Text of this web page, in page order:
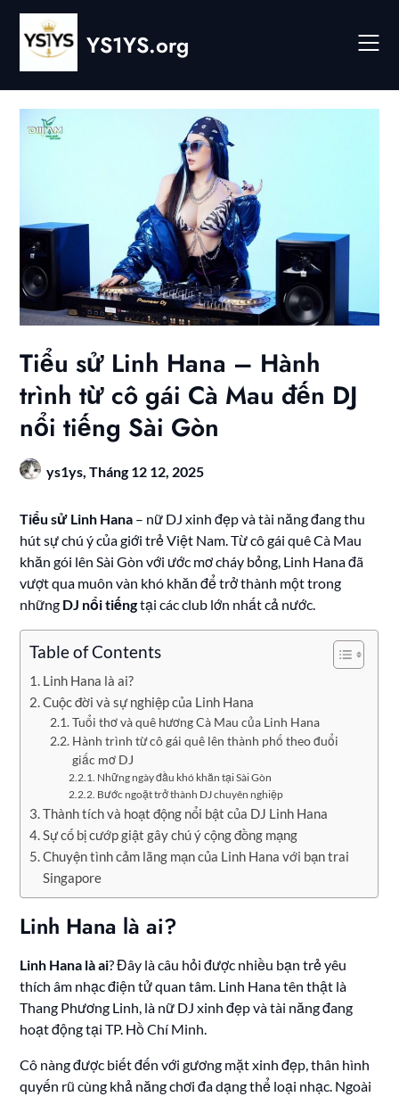
Skip
content
YS1YS.org
Tiểu sử Linh Hana – Hành
trình từ cô gái Cà Mau đến DJ
nổi tiếng Sài Gòn
ys1ys,Tháng 12 12, 2025
Tiểu sử Linh Hana – nữ DJ xinh đẹp và tài năng đang thu
hút sự chú ý của giới trẻ Việt Nam. Từ cô gái quê Cà Mau
khăn gói lên Sài Gòn với ước mơ cháy bỏng, Linh Hana đã
vượt qua muôn vàn khó khăn để trở thành một trong
những DJ nổi tiếngtại các club lớn nhất cả nước.
Table of Contents
Linh Hana là ai?
Cuộc đời và sự nghiệp của Linh Hana
Tuổi thơ và quê hương Cà Mau của Linh Hana
Hành trình từ cô gái quê lên thành phố theo đuổi
giấc mơ DJ
Những ngày đầu khó khăn tại Sài Gòn
Bước ngoặt trở thành DJ chuyên nghiệp
Thành tích và hoạt động nổi bật của DJ Linh Hana
Sự cố bị cướp giật gây chú ý cộng đồng mạng
Chuyện tình cảm lãng mạn của Linh Hana với bạn trai
Singapore
Linh Hana là ai?
Linh Hana là ai? Đây là câu hỏi được nhiều bạn trẻ yêu
thích âm nhạc điện tử quan tâm. Linh Hana tên thật là
Thang Phương Linh, là nữ DJ xinh đẹp và tài năng đang
hoạt động tại TP. Hồ Chí Minh.
Cô nàng được biết đến với gương mặt xinh đẹp, thân hình
quyến rũ cùng khả năng chơi đa dạng thể loại nhạc. Ngoài